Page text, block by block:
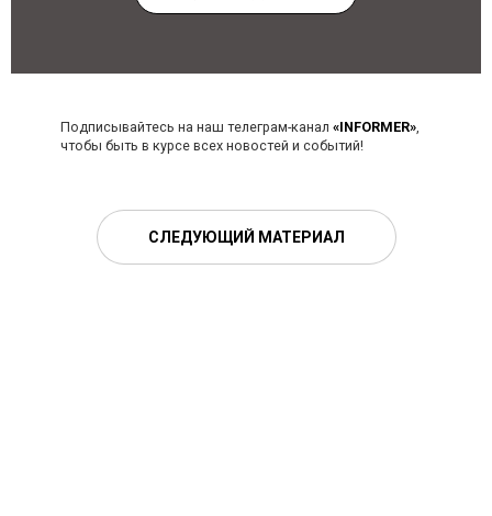
Подписывайтесь на наш телеграм-канал «INFORMER»,
чтобы быть в курсе всех новостей и событий!
СЛЕДУЮЩИЙ МАТЕРИАЛ